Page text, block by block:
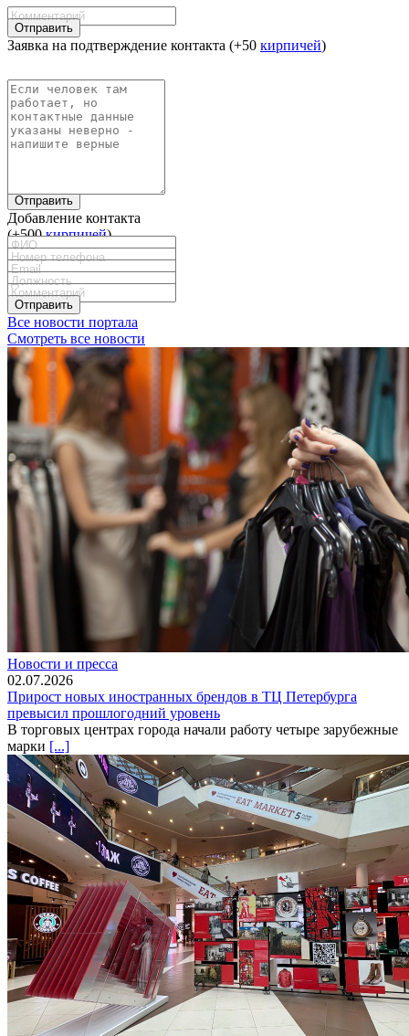
Отправить
Заявка на подтверждение контакта (+50 кирпичей)
Отправить
Добавление контакта
(+500кирпичей)
Отправить
Все новости портала
Смотреть все новости
Новости и пресса
02.07.2026
Прирост новых иностранных брендов в ТЦ Петербурга
превысил прошлогодний уровень
В торговых центрах города начали работу четыре зарубежные
марки [...]